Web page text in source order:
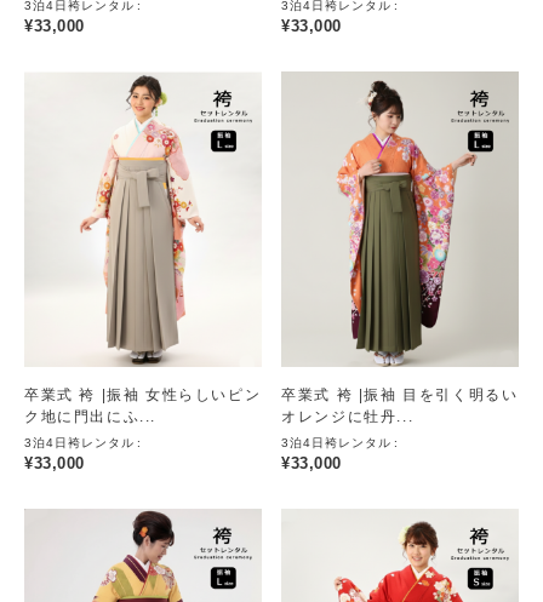
3泊4日袴レンタル
¥33,000
3泊4日袴レンタル
¥33,000
卒業式 袴 |振袖 女性らしいピン
ク地に門出にふ...
3泊4日袴レンタル
¥33,000
卒業式 袴 |振袖 目を引く明るい
オレンジに牡丹...
3泊4日袴レンタル
¥33,000